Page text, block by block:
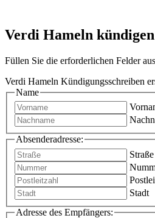
Verdi Hameln
Füllen Sie die erforderlichen Felder
Verdi Hameln Kündigungsschreiben
Name
Absenderadresse:
Straße
Stadt
Adresse des Empfängers: